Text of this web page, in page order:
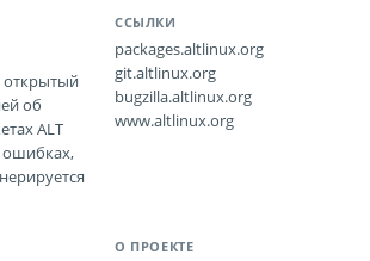
об
ALT
ошибках,
ССЫЛКИ
packages.altlinux.org
git.altlinux.org
bugzilla.altlinux.org
www.altlinux.org
О ПРОЕКТЕ